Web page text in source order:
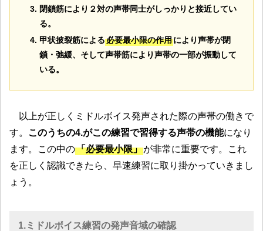
閉鎖筋により２対の声帯同士がしっかりと接近してい
る。
甲状披裂筋による必要最小限の作用により声帯が閉
鎖・弛緩、そして声帯筋により声帯の一部が振動して
いる。
以上が正しくミドルボイス発声された際の声帯の働きで
す。 このうちの4.がこの練習で習得する声帯の機能になり
ます。この中の「必要最小限」が非常に重要です。これ
を正しく認識できたら、早速練習に取り掛かっていきまし
ょう。
1.ミドルボイス練習の発声音域の確認